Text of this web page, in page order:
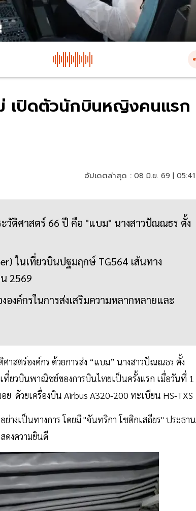
เปิดตัวนักบินหญิงคนแรก
อัปเดตล่าสุด : 08 มิ.ย. 69 |
ติศาสตร์ 66 ปี คือ "แบม" นางสาวปัณณธร ตั้ง
ในเที่ยวบินปฐมฤกษ์ TG564 เส้นทาง
2569
งค์กรในการส่งเสริมความหลากหลายและ
าสตร์องค์กร ด้วยการส่ง “แบม” นางสาวปัณณธร ตั้ง
ยวบินพาณิชย์ของการบินไทยเป็นครั้งแรก เมื่อวันที่ 1
ด้วยเครื่องบิน Airbus A320-200 ทะเบียน HS-TXS
งเป็นทางการ โดยมี "จันทริกา โชติกเสถียร" ประธาน
ดงความยินดี